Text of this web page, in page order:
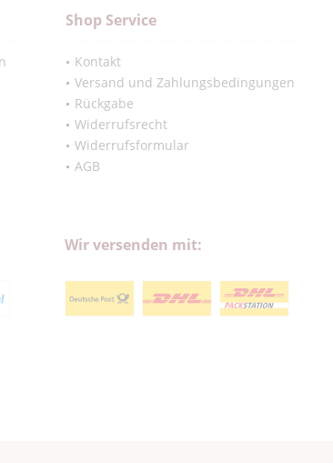
Shop Service
Kontakt
Versand und Zahlungsbedingungen
Rückgabe
Widerrufsrecht
Widerrufsformular
AGB
Wir versenden mit: